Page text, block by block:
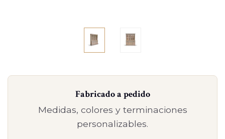
Fabricado a pedido
Medidas, colores y terminaciones
personalizables.